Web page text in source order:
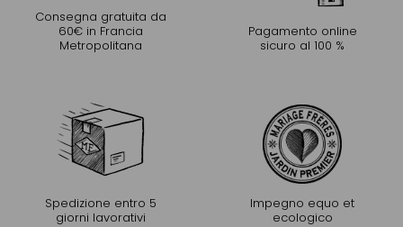
Consegna gratuita da
60€ in Francia
Metropolitana
Pagamento online
sicuro al 100 %
Spedizione entro 5
giorni lavorativi
Impegno equo et
ecologico